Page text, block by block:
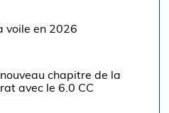
voile en 2026
chapitre de la
avec le 6.0 CC